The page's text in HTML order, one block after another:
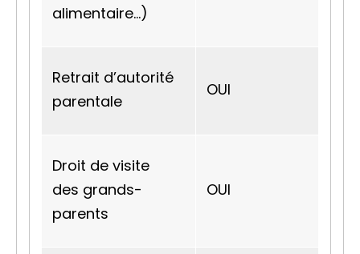
alimentaire…)
Retrait d’autorité
parentale
OUI
Droit de visite
des grands-
parents
OUI